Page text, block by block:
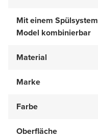
Mit einem Spülsystem
Model kombinierbar
Material
Marke
Farbe
Oberfläche